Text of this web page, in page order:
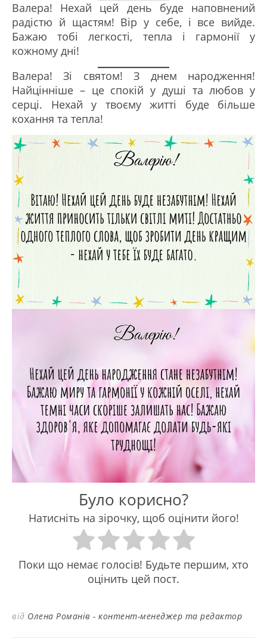
Валера! Нехай цей день буде наповнений
радістю й щастям! Вір у себе, і все вийде.
Бажаю тобі легкості, тепла і гармонії у
кожному дні!
Валера! Зі святом! З днем народження!
Найцінніше – це спокій у душі та любов у
серці. Нехай у твоєму житті буде більше
кохання та тепла!
Було корисно?
Натисніть на зірочку, щоб оцінити його!
Поки що немає голосів! Будьте першим, хто
оцінить цей пост.
від Олена Романів - контент-менеджер та редактор